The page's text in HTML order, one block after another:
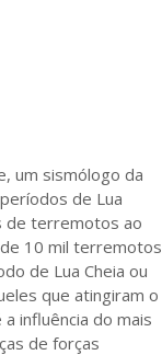
um sismólogo da
de Lua
de terremotos ao
10 mil terremotos
de Lua Cheia ou
que atingiram o
influência do mais
de forças